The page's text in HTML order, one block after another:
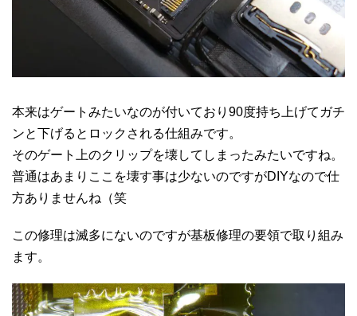
本来はゲートみたいなのが付いており90度持ち上げてガチ
ンと下げるとロックされる仕組みです。
そのゲート上のクリップを壊してしまったみたいですね。
普通はあまりここを壊す事は少ないのですがDIYなので仕
方ありませんね（笑
この修理は滅多にないのですが基板修理の要領で取り組み
ます。